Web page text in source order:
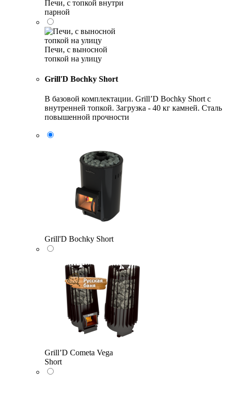
Печи, с топкой внутри
парной
Печи, с выносной
топкой на улицу
Grill'D Bochky Short
В базовой комплектации. Grill’D Bochky Short с
внутренней топкой. Загрузка - 40 кг камней. Сталь
повышенной прочности
Grill'D Bochky Short
Grill’D Cometa Vega
Short